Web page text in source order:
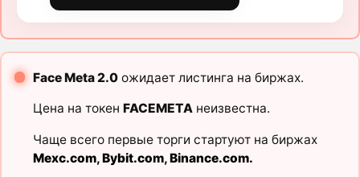
Face Meta 2.0ожидает листинга на биржах.
Цена на токен FACEMETAнеизвестна.
Чаще всего первые торги стартуют на биржах
Mexc.com,Bybit.com,Binance.com.